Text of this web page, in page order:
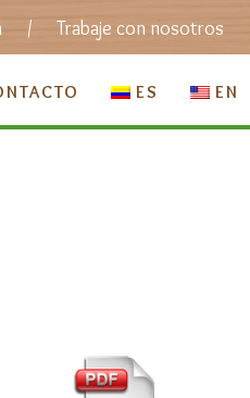
/ Trabaje con nosotros
ES EN